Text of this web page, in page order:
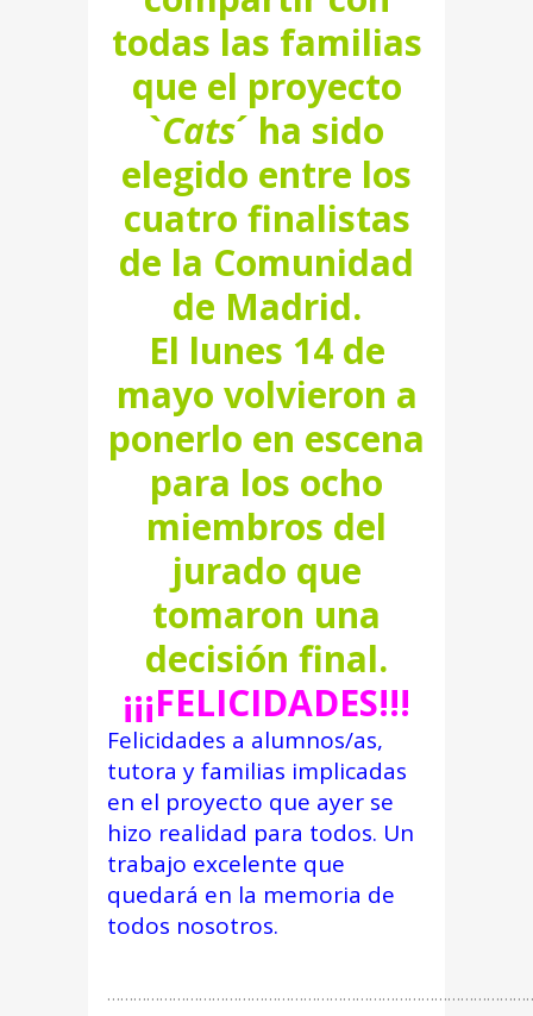
todas las familias
que el proyecto
`Cats´ ha sido
elegido entre los
cuatro finalistas
de la Comunidad
de Madrid.
El lunes 14 de
mayo volvieron a
ponerlo en escena
para los ocho
miembros del
jurado que
tomaron una
decisión final.
¡¡¡FELICIDADES!!!
Felicidades a alumnos/as,
tutora y familias implicadas
en el proyecto que ayer se
hizo realidad para todos. Un
trabajo excelente que
quedará en la memoria de
todos nosotros.